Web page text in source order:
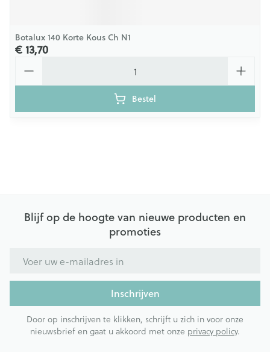
Botalux 140 Korte Kous Ch N1
€ 13,70
Bestel
Blijf op de hoogte van nieuwe producten en
promoties
Inschrijven
Door op inschrijven te klikken, schrijft u zich in voor onze
nieuwsbrief en gaat u akkoord met onze privacy policy.